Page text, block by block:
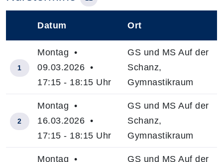
Datum Ort
1
Montag •
09.03.2026 •
17:15 - 18:15 Uhr
GS und MS Auf der
Schanz,
Gymnastikraum
2
Montag •
16.03.2026 •
17:15 - 18:15 Uhr
GS und MS Auf der
Schanz,
Gymnastikraum
Montag • GS und MS Auf der